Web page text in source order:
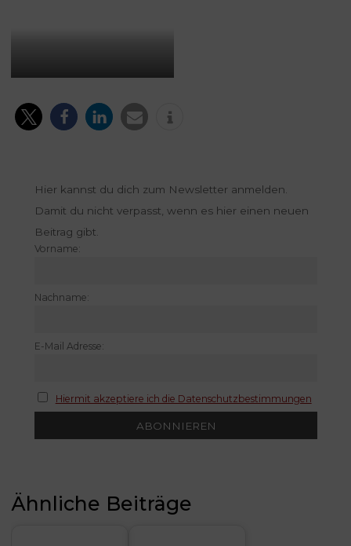
Hier kannst du dich zum Newsletter anmelden.
Damit du nicht verpasst, wenn es hier einen neuen
Beitrag gibt.
Vorname:
Nachname:
E-Mail Adresse:
Hiermit akzeptiere ich die Datenschutzbestimmungen
Ähnliche Beiträge